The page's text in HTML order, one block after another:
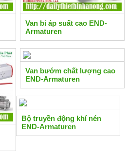
Van bi áp suất cao END-
Armaturen
Van bướm chất lượng cao
END-Armaturen
Bộ truyền động khí nén
END-Armaturen